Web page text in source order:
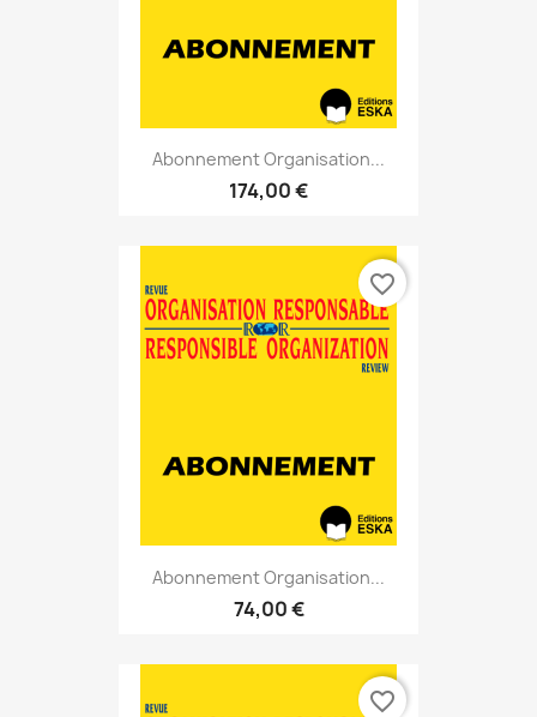
Abonnement Organisation...
174,00 €
Abonnement Organisation...
74,00 €
favorite_border
favorite_border